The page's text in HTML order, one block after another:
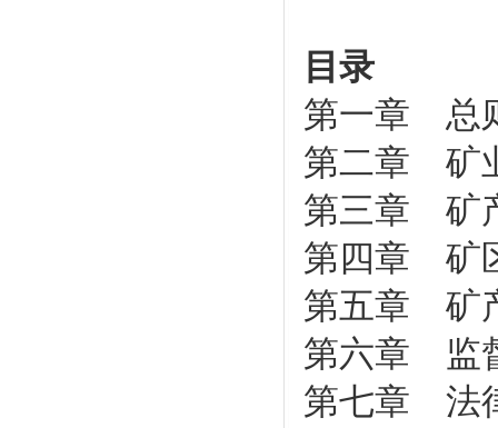
目录
第一章 总
第二章 矿
第三章 矿
第四章 矿
第五章 矿
第六章 监
第七章 法